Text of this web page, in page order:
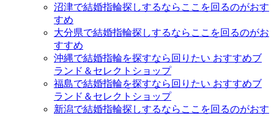
沼津で結婚指輪探しするならここを回るのがおす
すめ
大分県で結婚指輪探しするならここを回るのがお
すすめ
沖縄で結婚指輪を探すなら回りたい おすすめブ
ランド＆セレクトショップ
福島で結婚指輪を探すなら回りたい おすすめブ
ランド＆セレクトショップ
新潟で結婚指輪探しするならここを回るのがおす